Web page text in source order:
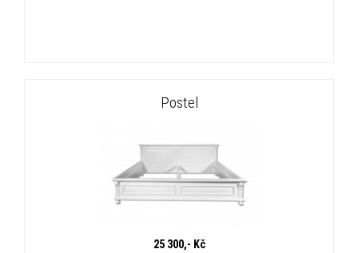
Postel
25 300,- Kč